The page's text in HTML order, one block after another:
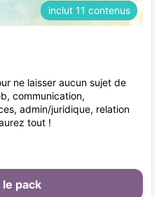
inclut 11 contenus
ne laisser aucun sujet de
communication,
admin/juridique, relation
tout !
pack